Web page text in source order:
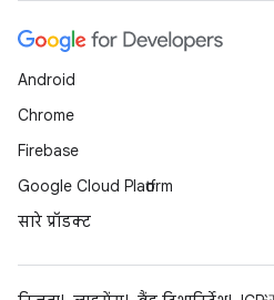
Android
Chrome
Firebase
Google Cloud Platform
सारे प्रॉडक्ट